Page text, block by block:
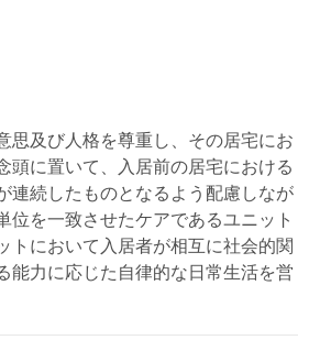
思及び人格を尊重し、その居宅にお
頭に置いて、入居前の居宅における
連続したものとなるよう配慮しなが
位を一致させたケアであるユニット
トにおいて入居者が相互に社会的関
能力に応じた自律的な日常生活を営